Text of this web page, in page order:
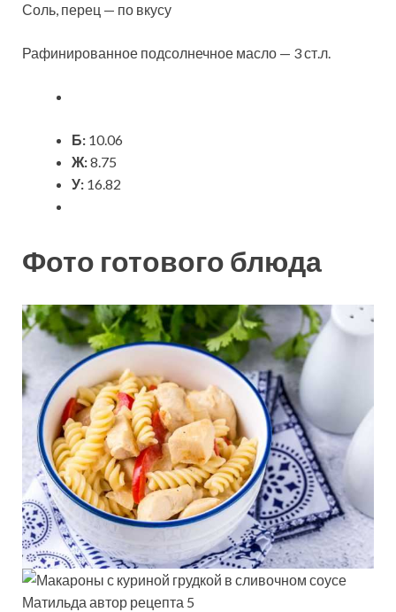
Соль, перец — по вкусу
Рафинированное подсолнечное масло — 3 ст.л.
Б: 10.06
Ж:8.75
У: 16.82
Фото готового блюда
Матильда автор рецепта 5